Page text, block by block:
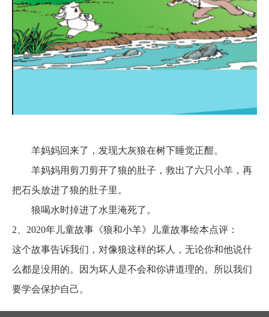
羊妈妈回来了，发现大灰狼在树下睡觉正酣。
羊妈妈用剪刀剪开了狼的肚子，救出了六只小羊，再
把石头放进了狼的肚子里。
狼喝水时掉进了水里淹死了。
2、 2020年儿童故事《狼和小羊》儿童故事绘本点评：
这个故事告诉我们，对像狼这样的坏人，无论你和他说什
么都是没用的。因为坏人是不会和你讲道理的。所以我们
要学会保护自己。